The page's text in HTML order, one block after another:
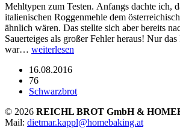
Mehltypen zum Testen. Anfangs dachte ich,
italienischen Roggenmehle dem
ähnlich wären. Das stellte sich aber bereits
Sauerteiges als großer Fehler heraus! Nur
war… weiterlesen
16.08.2016
76
Schwarzbrot
© 2026 REICHL BROT GmbH &
Mail: dietmar.kappl@homebaking.at